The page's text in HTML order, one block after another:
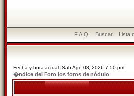
F.A.Q. Buscar Lista
Fecha y hora actual: Sab Ago 08, 2026 7:50 pm
�ndice del Foro los foros de nódulo